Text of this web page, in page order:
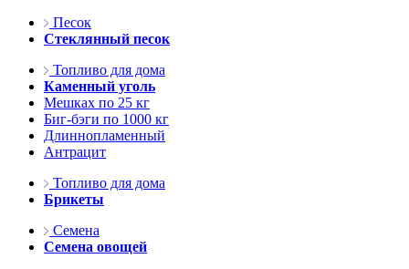
Песок
Стеклянный песок
Топливо для дома
Каменный уголь
Мешках по 25 кг
Биг-бэги по 1000 кг
Длиннопламенный
Антрацит
Топливо для дома
Брикеты
Семена
Семена овощей